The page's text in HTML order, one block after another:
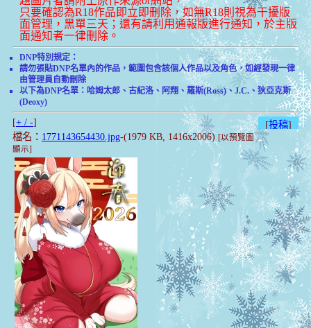
只要確認為R18作品即立即刪除，如無R18則視為干擾版
面管理，黑單三天；還有請利用通報版進行通知，於主版
面通知者一律刪除。
DNP特別規定：
請勿張貼DNP名單內的作品，範圍包含該個人作品以及角色，如經發現一律
由管理員自動刪除
以下為DNP名單：哈姆太郎、古紀洛、阿翔、羅斯(Ross)、J.C.、狄亞克斯
(Deoxy)
[投稿]
[+ / -]
檔名： 1771143654430.jpg-(1979 KB, 1416x2006) [以預覽圖
顯示]